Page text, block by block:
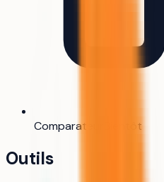
Comparateur Bientôt
Outils